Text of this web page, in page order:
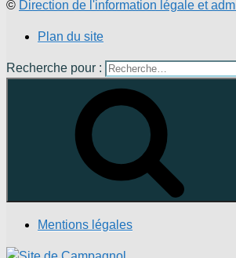
© Direction de l'information légale et
Plan du site
Recherche pour :
Mentions légales